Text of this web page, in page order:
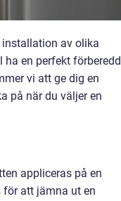
av olika
en perfekt förberedd
vi att ge dig en
på när du väljer en
appliceras på en
att jämna ut en